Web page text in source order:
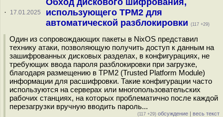
· 17.01.2025
Обход дискового шифрования,
использующего TPM2 для
автоматической разблокировки (117 +29)
Один из сопровождающих пакеты в NixOS представил
технику атаки, позволяющую получить доступ к данным на
зашифрованных дисковых разделах, в конфигурациях, не
требующих ввода пароля разблокировки при загрузке,
благодаря размещению в TPM2 (Trusted Platform Module)
информации для расшифровки. Такие конфигурации часто
используются на серверах или многопользовательских
рабочих станциях, на которых проблематично после каждой
перезагрузки вручную вводить пароль...
(117 +29) обсуждение | весь текст